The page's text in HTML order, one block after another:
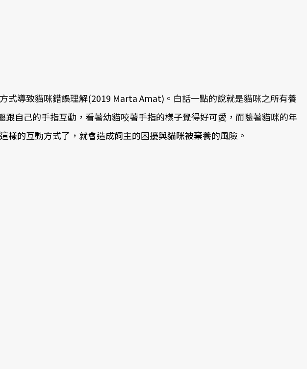
式導致貓咪錯誤理解(2019 Marta Amat)。白話一點的說就是貓咪之所有養
自己的手指互動，看著幼貓咬著手指的樣子覺得好可愛，而隨著貓咪的年
的互動方式了，就會造成飼主的困擾與貓咪被棄養的風險。